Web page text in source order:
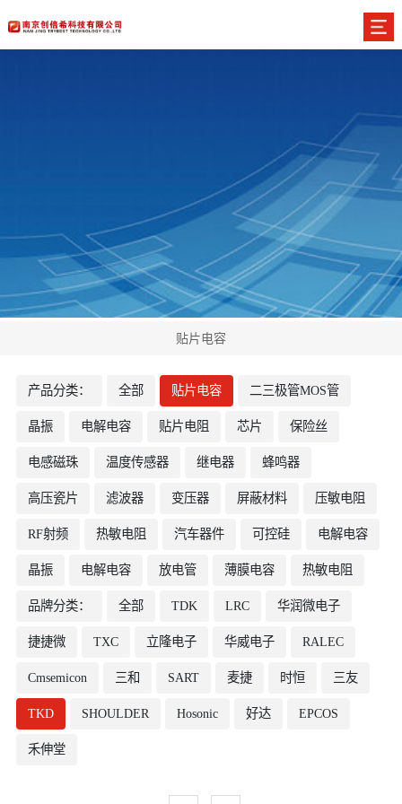
贴片电容
产品分类： 全部 贴片电容 二三极管MOS管
晶振 电解电容 贴片电阻 芯片 保险丝
电感磁珠 温度传感器 继电器 蜂鸣器
高压瓷片 滤波器 变压器 屏蔽材料 压敏电阻
RF射频 热敏电阻 汽车器件 可控硅 电解电容
晶振 电解电容 放电管 薄膜电容 热敏电阻
品牌分类： 全部 TDK LRC 华润微电子
捷捷微 TXC 立隆电子 华威电子 RALEC
Cmsemicon 三和 SART 麦捷 时恒 三友
TKD SHOULDER Hosonic 好达 EPCOS
禾伸堂